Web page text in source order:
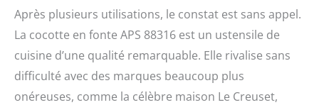
Après plusieurs utilisations, le constat est sans appel.
La cocotte en fonte APS 88316 est un ustensile de
cuisine d’une qualité remarquable. Elle rivalise sans
difficulté avec des marques beaucoup plus
onéreuses, comme la célèbre maison Le Creuset,